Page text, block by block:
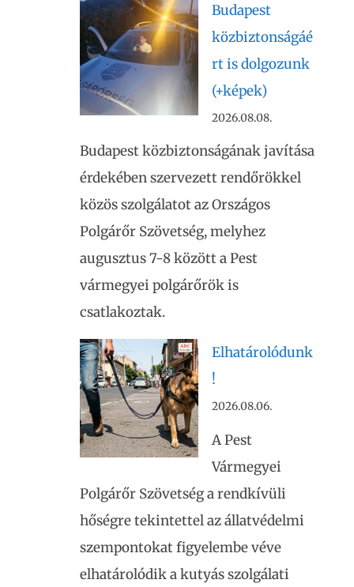
Budapest
közbiztonságáé
rt is dolgozunk
(+képek)
2026.08.08.
Budapest közbiztonságának javítása
érdekében szervezett rendőrökkel
közös szolgálatot az Országos
Polgárőr Szövetség, melyhez
augusztus 7-8 között a Pest
vármegyei polgárőrök is
csatlakoztak.
Elhatárolódunk
!
2026.08.06.
A Pest
Vármegyei
Polgárőr Szövetség a rendkívüli
hőségre tekintettel az állatvédelmi
szempontokat figyelembe véve
elhatárolódik a kutyás szolgálati